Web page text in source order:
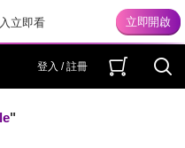
立即看
登入 / 註冊
"